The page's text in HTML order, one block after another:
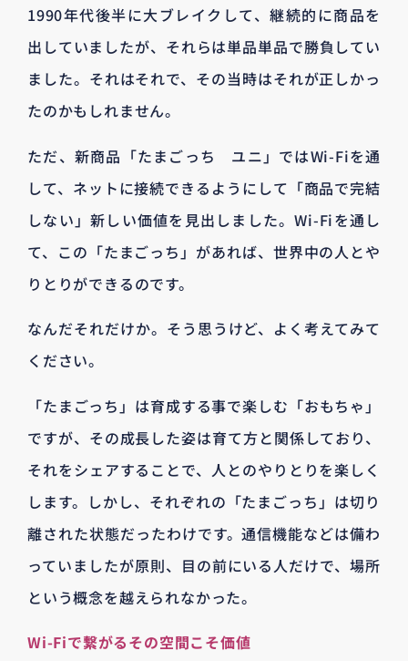
1990年代後半に大ブレイクして、継続的に商品を
出していましたが、それらは単品単品で勝負してい
ました。それはそれで、その当時はそれが正しかっ
たのかもしれません。
ただ、新商品「たまごっち ユニ」ではWi-Fiを通
して、ネットに接続できるようにして「商品で完結
しない」新しい価値を見出しました。Wi-Fiを通し
て、この「たまごっち」があれば、世界中の人とや
りとりができるのです。
なんだそれだけか。そう思うけど、よく考えてみて
ください。
「たまごっち」は育成する事で楽しむ「おもちゃ」
ですが、その成長した姿は育て方と関係しており、
それをシェアすることで、人とのやりとりを楽しく
します。しかし、それぞれの「たまごっち」は切り
離された状態だったわけです。通信機能などは備わ
っていましたが原則、目の前にいる人だけで、場所
という概念を越えられなかった。
Wi-Fiで繋がるその空間こそ価値